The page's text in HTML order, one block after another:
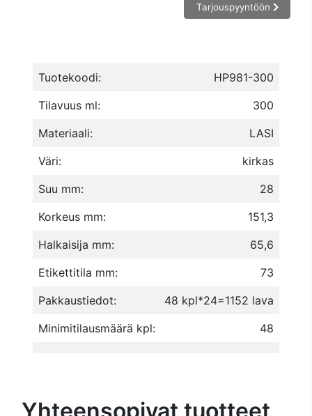
Tarjouspyyntöön
Tuotekoodi:
HP981-300
Tilavuus ml:
300
Materiaali:
LASI
Väri:
kirkas
Suu mm:
28
Korkeus mm:
151,3
Halkaisija mm:
65,6
Etikettitila mm:
73
Pakkaustiedot:
48 kpl*24=1152 lava
Minimitilausmäärä kpl:
48